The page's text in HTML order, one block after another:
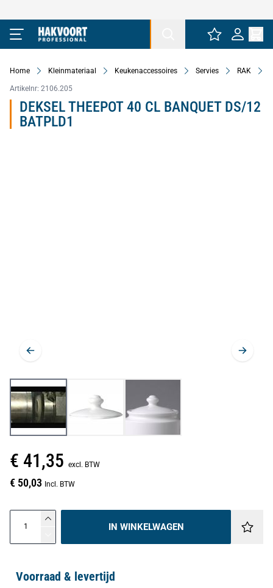
Ga naar de inhoud
Home Kleinmateriaal Keukenaccessoires Servies RAK
Artikelnr: 2106.205
DEKSEL THEEPOT 40 CL BANQUET DS/12
BATPLD1
€ 41,35 excl. BTW
€ 50,03 Incl. BTW
IN WINKELWAGEN
Voorraad & levertijd